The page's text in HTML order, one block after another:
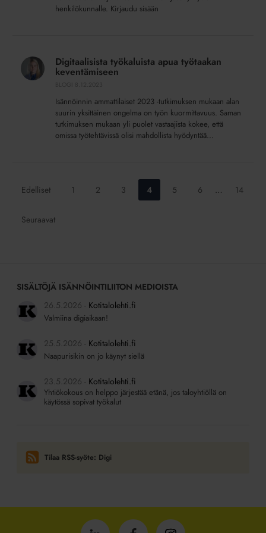
henkilökunnalle. Kirjaudu sisään
työkaluista
apua
työtaakan
Digitaalisista työkaluista apua työtaakan
keventämiseen
Isännöinnin ammattilaiset 2023 -tutkimuksen mukaan alan
suurin yksittäinen ongelma on työn kuormittavuus. Saman
tutkimuksen mukaan yli puolet vastaajista kokee, että
omissa työtehtävissä olisi mahdollista hyödyntää...
Edelliset
Siirry
1
Siirry
2
Siirry
sivulle:
3
Siirry
sivulle:
4
Siirry
5
Siirry
6 …
Siirry
14
Seuraavat
SISÄLTÖJÄ ISÄNNÖINTILIITON MEDIOISTA
26.5.2026
Kotitalolehti.fi
Valmiina digiaikaan!
25.5.2026 Kotitalolehti.fi
Naapurisikin on jo käynyt siellä
23.5.2026 Kotitalolehti.fi
Yhtiökokous on helppo järjestää etänä, jos taloyhtiöllä on
käytössä sopivat työkalut
Tilaa RSS-syöte: Digi